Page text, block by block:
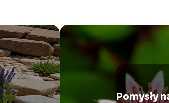
Pomysły